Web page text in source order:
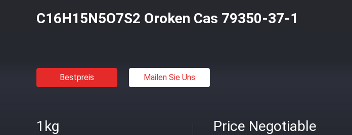
C16H15N5O7S2 Oroken Cas 79350-37-1
Bestpreis Mailen Sie Uns
1kg Price Negotiable